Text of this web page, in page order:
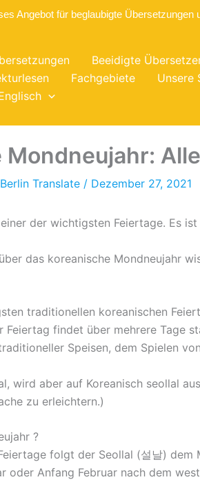
Angebot für beglaubigte Übersetzungen
Beeidigte
Fachgebiete Unsere
Mondneujahr:
Berlin Translate / Dezember 27, 2021
der wichtigsten Feiertage. Es
das koreanische Mondneujahr
traditionellen koreanischen
Feiertag findet über mehrere Tage
Speisen, dem Spielen
wird aber auf Koreanisch seollal
zu erleichtern.)
?
folgt der Seollal (설날)
oder Anfang Februar nach dem